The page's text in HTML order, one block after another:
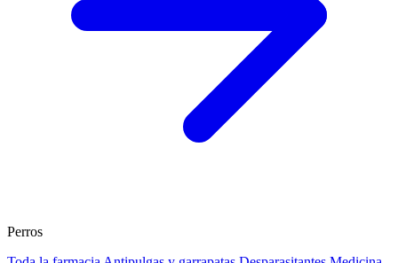
Perros